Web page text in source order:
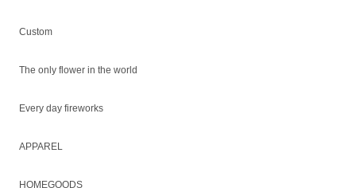
Custom
The only flower in the world
Every day fireworks
APPAREL
HOMEGOODS